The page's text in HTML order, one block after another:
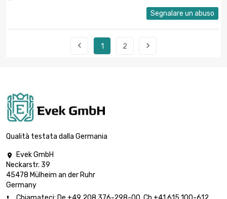
Segnalare un abuso
 1 2 
Qualità testata dalla Germania

Evek GmbH
Neckarstr. 39
45478 Mülheim an der Ruhr
Germany